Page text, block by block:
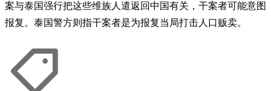
案与泰国强行把这些维族人遣返回中国有关，干案者可能意图
报复。泰国警方则指干案者是为报复当局打击人口贩卖。